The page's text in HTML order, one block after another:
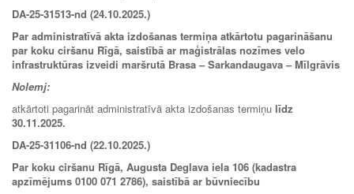
DA-25-31513-nd (24.10.2025.)
Par administratīvā akta izdošanas termiņa atkārtotu pagarināšanu
par koku ciršanu Rīgā, saistībā ar maģistrālas nozīmes velo
infrastruktūras izveidi maršrutā Brasa – Sarkandaugava – Mīlgrāvis
Nolemj:
atkārtoti pagarināt administratīvā akta izdošanas termiņu līdz
30.11.2025.
DA-25-31106-nd (22.10.2025.)
Par koku ciršanu Rīgā, Augusta Deglava iela 106 (kadastra
apzīmējums 0100 071 2786), saistībā ar būvniecību